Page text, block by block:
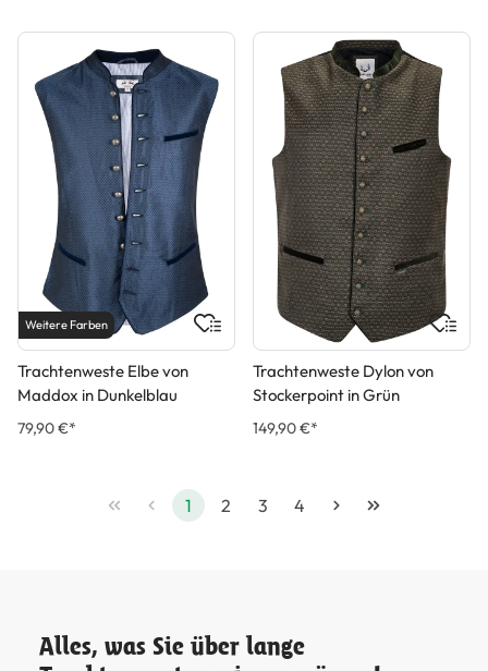
Weitere Farben
Trachtenweste Elbe von
Maddox in Dunkelblau
79,90 €*
Trachtenweste Dylon von
Stockerpoint in Grün
149,90 €*
1 2 3 4
Alles, was Sie über lange